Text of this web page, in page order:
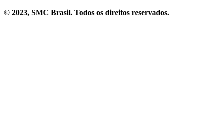
© 2023, SMC Brasil. Todos os direitos reservados.